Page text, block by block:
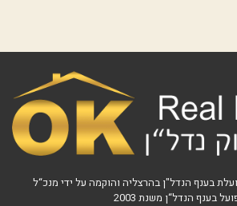
בענף הנדל"ן בהרצליה והוקמה על ידי מנכ“ל
בענף הנדל“ן משנת 2003